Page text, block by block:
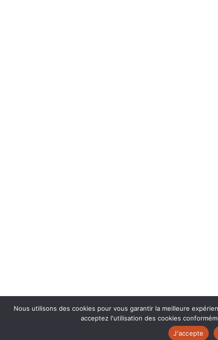
Nous utilisons des cookies pour vous garantir la meilleure
acceptez l'utilisation des cookies
J'accepte